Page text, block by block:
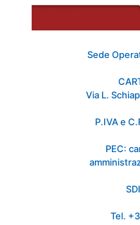
Sede
Via L.
P.IVA e
PEC:
Tel.